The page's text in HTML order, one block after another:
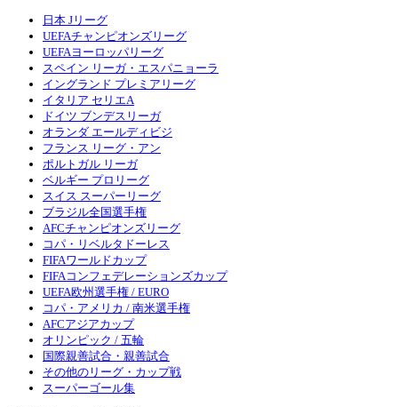
日本 Jリーグ
UEFAチャンピオンズリーグ
UEFAヨーロッパリーグ
スペイン リーガ・エスパニョーラ
イングランド プレミアリーグ
イタリア セリエA
ドイツ ブンデスリーガ
オランダ エールディビジ
フランス リーグ・アン
ポルトガル リーガ
ベルギー プロリーグ
スイス スーパーリーグ
ブラジル全国選手権
AFCチャンピオンズリーグ
コパ・リベルタドーレス
FIFAワールドカップ
FIFAコンフェデレーションズカップ
UEFA欧州選手権 / EURO
コパ・アメリカ / 南米選手権
AFCアジアカップ
オリンピック / 五輪
国際親善試合・親善試合
その他のリーグ・カップ戦
スーパーゴール集